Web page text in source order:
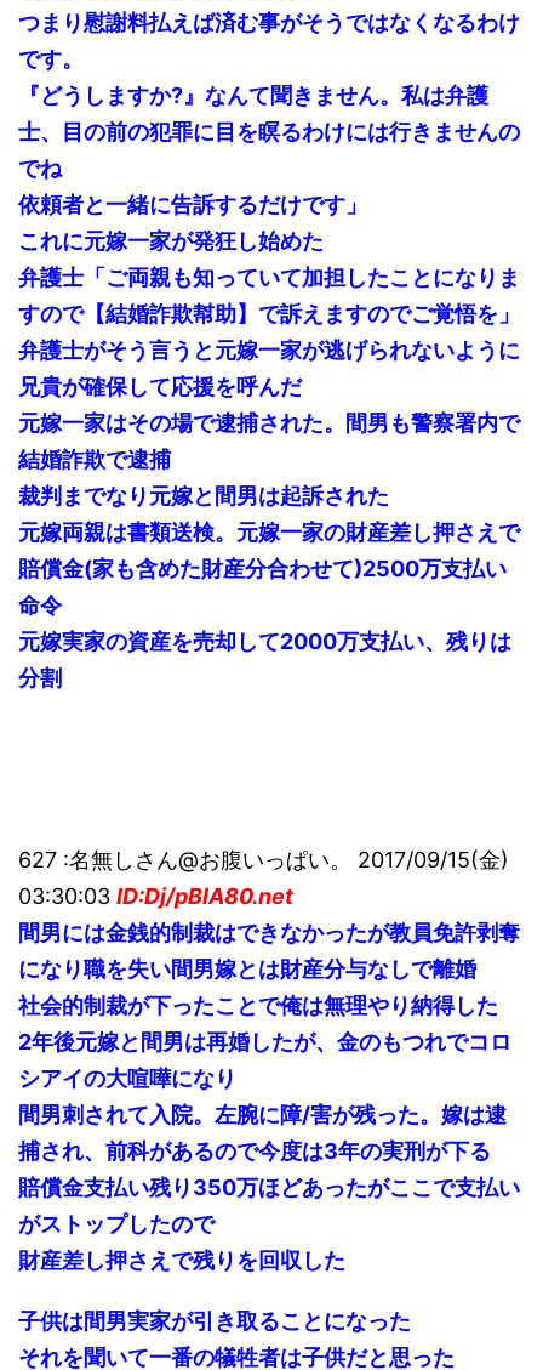
つまり慰謝料払えば済む事がそうではなくなるわけ
です。
『どうしますか?』なんて聞きません。私は弁護
士、目の前の犯罪に目を瞑るわけには行きませんの
でね
依頼者と一緒に告訴するだけです」
これに元嫁一家が発狂し始めた
弁護士「ご両親も知っていて加担したことになりま
すので【結婚詐欺幇助】で訴えますのでご覚悟を」
弁護士がそう言うと元嫁一家が逃げられないように
兄貴が確保して応援を呼んだ
元嫁一家はその場で逮捕された。間男も警察署内で
結婚詐欺で逮捕
裁判までなり元嫁と間男は起訴された
元嫁両親は書類送検。元嫁一家の財産差し押さえで
賠償金(家も含めた財産分合わせて)2500万支払い
命令
元嫁実家の資産を売却して2000万支払い、残りは
分割
627 :名無しさん@お腹いっぱい。 2017/09/15(金)
03:30:03 ID:Dj/pBlA80.net
間男には金銭的制裁はできなかったが教員免許剥奪
になり職を失い間男嫁とは財産分与なしで離婚
社会的制裁が下ったことで俺は無理やり納得した
2年後元嫁と間男は再婚したが、金のもつれでコロ
シアイの大喧嘩になり
間男刺されて入院。左腕に障/害が残った。嫁は逮
捕され、前科があるので今度は3年の実刑が下る
賠償金支払い残り350万ほどあったがここで支払い
がストップしたので
財産差し押さえで残りを回収した
子供は間男実家が引き取ることになった
それを聞いて一番の犠牲者は子供だと思った